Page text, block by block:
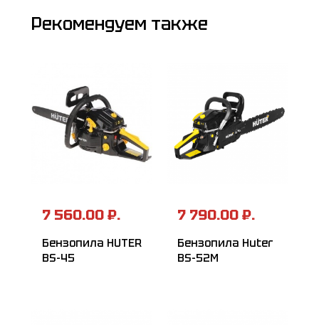
Рекомендуем также
7 560.00 ₽.
Бензопила HUTER
BS-45
7 790.00 ₽.
Бензопила Huter
BS-52M